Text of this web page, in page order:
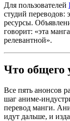
Для пользователей
студий переводов:
ресурсы.
говорит: «эта
релевантной».
Что общего
Все пять анонсов
шаг аниме-
перевод манги.
идут дальше, и